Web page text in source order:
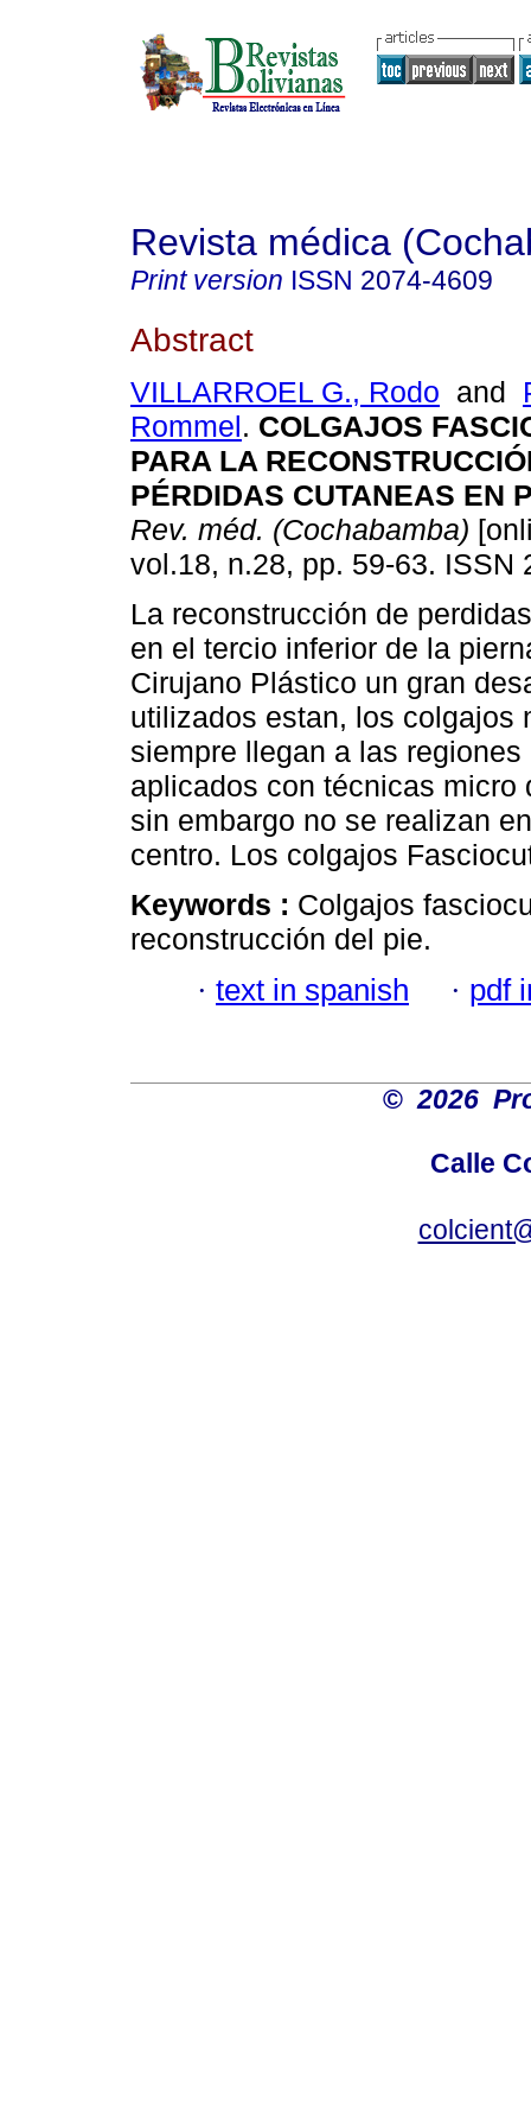
Revista médica
Print version ISSN 2074-4609
Abstract
VILLARROEL G., Rodo and
Rommel. COLGAJOS
PARA LA
PÉRDIDAS CUTANEAS EN
Rev. méd. (Cochabamba)
vol.18, n.28, pp. 59-63. ISSN
La reconstrucción de
en el tercio inferior de la
Cirujano Plástico un gran
utilizados estan, los colgajos
siempre llegan a las
aplicados con técnicas
sin embargo no se realizan
centro. Los colgajos
Keywords : Colgajos
reconstrucción del pie.
· text in spanish · pdf
© 2026
Calle